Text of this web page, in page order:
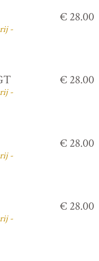
-
€ 28.00
-
€ 28.00
-
€ 28.00
-
€ 28.00